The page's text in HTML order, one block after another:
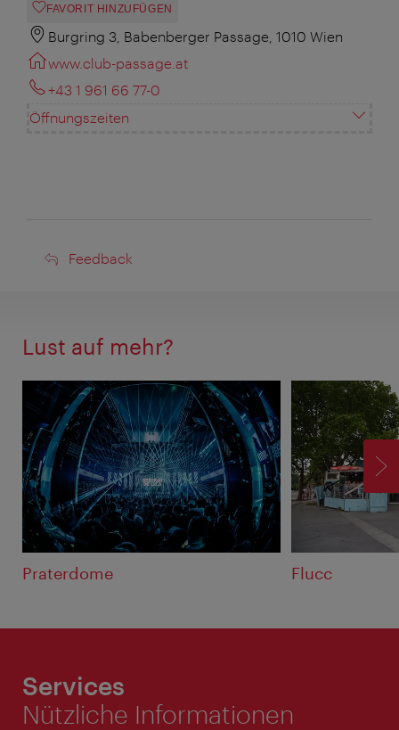
FAVORIT HINZUFÜGEN
Burgring 3, Babenberger Passage, 1010 Wien
www.club-passage.at
+43 1 961 66 77-0
Öffnungszeiten
Feedback
Feedback
Lust auf mehr?
Praterdome Flucc
Services
Nützliche Informationen